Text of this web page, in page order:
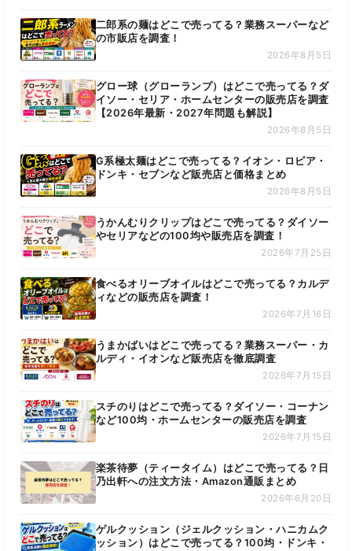
二郎系の麺はどこで売ってる？業務スーパーなど
の市販店を調査！
2026年8月5日
グロー球（グローランプ）はどこで売ってる？ダ
イソー・セリア・ホームセンターの販売店を調査
【2026年最新・2027年問題も解説】
2026年8月5日
G系極太麺はどこで売ってる？イオン・ロピア・
ドンキ・セブンなど販売店と価格まとめ
2026年8月5日
うかんむりクリップはどこで売ってる？ダイソー
やセリアなどの100均や販売店を調査！
2026年7月25日
食べるオリーブオイルはどこで売ってる？カルデ
ィなどの販売店を調査！
2026年7月16日
うまかばいはどこで売ってる？業務スーパー・カ
ルディ・イオンなど販売店を徹底調査
2026年7月15日
スチのりはどこで売ってる？ダイソー・コーナン
など100均・ホームセンターの販売店を調査
2026年7月15日
楽茶待夢（ティータイム）はどこで売ってる？日
乃出軒への注文方法・Amazon通販まとめ
2026年6月20日
ゲルクッション（ジェルクッション・ハニカムク
ッション）はどこで売ってる？100均・ドンキ・